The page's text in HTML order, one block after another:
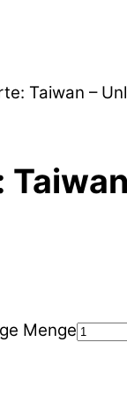
Taiwan –
Menge